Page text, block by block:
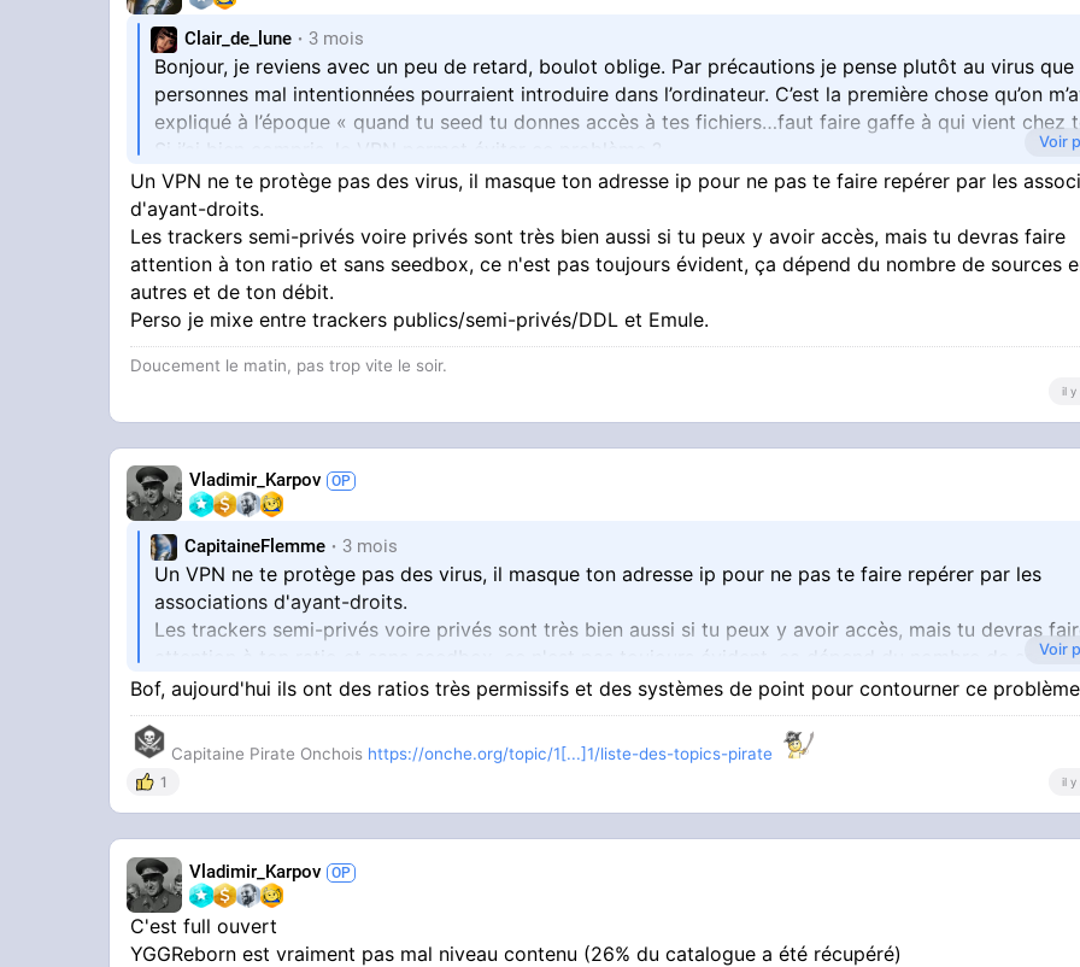
Clair_de_lune 3 mois
Bonjour, je reviens avec un peu de retard, boulot oblige. Par précautions je pense plutôt au virus que
personnes mal intentionnées pourraient introduire dans l’ordinateur. C’est la première chose qu’on
expliqué à l’époque « quand tu seed tu donnes accès à tes fichiers…faut faire gaffe à qui vient chez
Si j’ai bien compris, le VPN permet éviter ce problème ?
En tout cas Je vais suivre les conseils de l’OP, tracker semi privé (voir privé si j’en ai l’occasion) et
car Mullvad ne fait pas le port forwarding.
Voir
Un VPN ne te protège pas des virus, il masque ton adresse ip pour ne pas te faire repérer par les
d'ayant-droits.
Les trackers semi-privés voire privés sont très bien aussi si tu peux y avoir accès, mais tu devras faire
attention à ton ratio et sans seedbox, ce n'est pas toujours évident, ça dépend du nombre de sources
autres et de ton débit.
Perso je mixe entre trackers publics/semi-privés/DDL et Emule.
Doucement le matin, pas trop vite le soir.
il y
Vladimir_Karpov
CapitaineFlemme 3 mois
Un VPN ne te protège pas des virus, il masque ton adresse ip pour ne pas te faire repérer par les
associations d'ayant-droits.
Les trackers semi-privés voire privés sont très bien aussi si tu peux y avoir accès, mais tu devras
attention à ton ratio et sans seedbox, ce n'est pas toujours évident, ça dépend du nombre de
entre autres et de ton débit.
Perso je mixe entre trackers publics/semi-privés/DDL et Emule.
Voir
Bof, aujourd'hui ils ont des ratios très permissifs et des systèmes de point pour contourner ce problème
Capitaine Pirate Onchois https://onche.org/topic/1[...]1/liste-des-topics-pirate
1 il y
Vladimir_Karpov
C'est full ouvert
YGGReborn est vraiment pas mal niveau contenu (26% du catalogue a été récupéré)